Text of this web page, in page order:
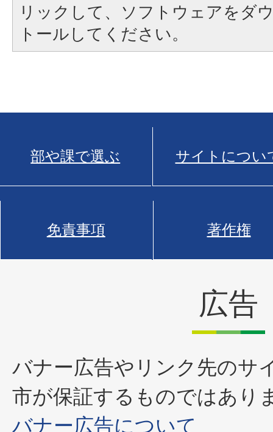
リックして、ソフトウェアをダ
トールしてください。
部や課で選ぶ サイトについ
免責事項 著作権
広告
バナー広告やリンク先のサ
市が保証するものではあり
バナー広告について